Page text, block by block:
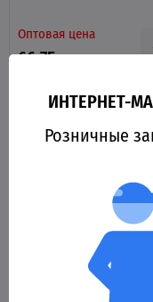
Оптовая цена
66.75 грн.
Лягушка
ИНТЕРНЕТ-
Розничные